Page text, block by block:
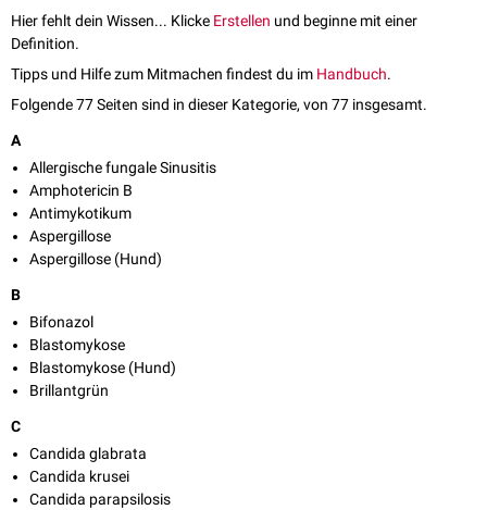
Hier fehlt dein Wissen... Klicke Erstellen und beginne mit einer
Definition.
Tipps und Hilfe zum Mitmachen findest du im Handbuch.
Folgende 77 Seiten sind in dieser Kategorie, von 77 insgesamt.
A
Allergische fungale Sinusitis
Amphotericin B
Antimykotikum
Aspergillose
Aspergillose (Hund)
B
Bifonazol
Blastomykose
Blastomykose (Hund)
Brillantgrün
C
Candida glabrata
Candida krusei
Candida parapsilosis